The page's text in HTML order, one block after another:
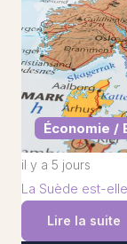
Économie /
il y a 5 jours
La Suède est-
Lire la suite